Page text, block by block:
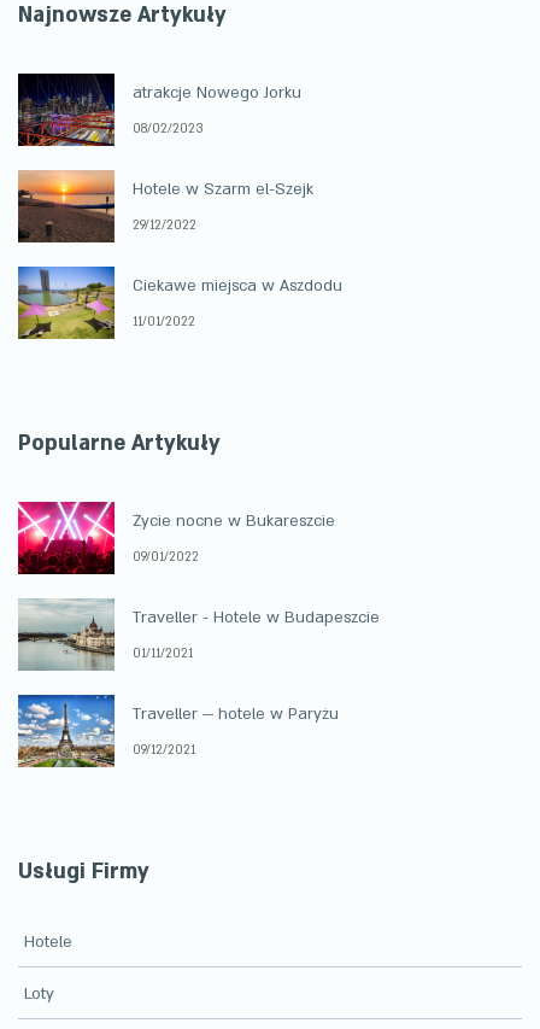
Najnowsze Artykuły
atrakcje Nowego Jorku
08/02/2023
Hotele w Szarm el-Szejk
29/12/2022
Ciekawe miejsca w Aszdodu
11/01/2022
Popularne Artykuły
Życie nocne w Bukareszcie
09/01/2022
Traveller - Hotele w Budapeszcie
01/11/2021
Traveller — hotele w Paryżu
09/12/2021
Usługi Firmy
Hotele
Loty